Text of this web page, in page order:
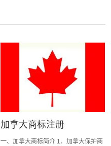
加拿大商标注册
一、加拿大商标简介 1．加拿大保护商